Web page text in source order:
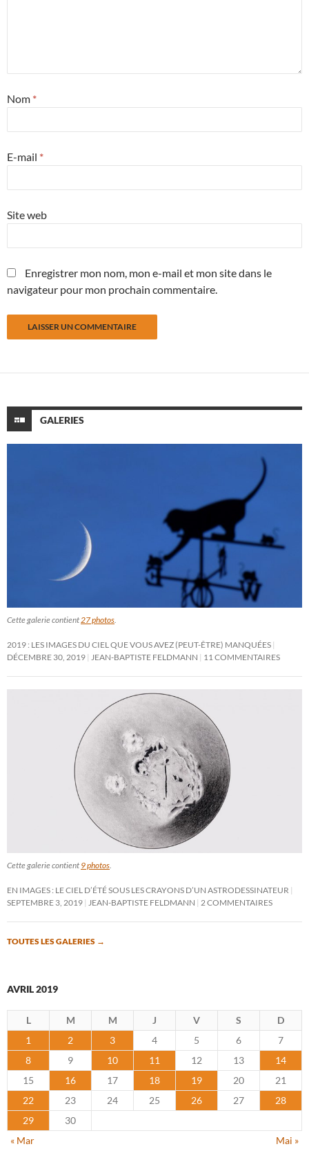
Nom *
E-mail *
Site web
Enregistrer mon nom, mon e-mail et mon site dans le
navigateur pour mon prochain commentaire.
GALERIES
Cette galerie contient 27 photos
2019 : LES IMAGES DU CIEL QUE VOUS AVEZ (PEUT-ÊTRE) MANQUÉES
DÉCEMBRE 30, 2019
JEAN-BAPTISTE FELDMANN 11 COMMENTAIRES
Cette galerie contient 9 photos
EN IMAGES : LE CIEL D’ÉTÉ SOUS LES CRAYONS D’UN ASTRODESSINATEUR
SEPTEMBRE 3, 2019
JEAN-BAPTISTE FELDMANN 2 COMMENTAIRES
TOUTES LES GALERIES →
AVRIL 2019
L M M J V S
D
1
2 3 4 5 6
7
8
9 10 11 12 13
14
15
16 17 18 19 20
21
22
23 24 25 26 27
28
29
30
« Mar
Mai »